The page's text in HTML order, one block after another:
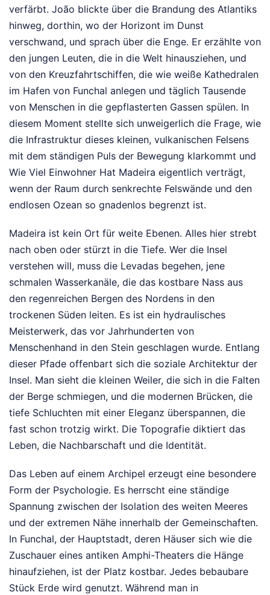
verfärbt. João blickte über die Brandung des Atlantiks
hinweg, dorthin, wo der Horizont im Dunst
verschwand, und sprach über die Enge. Er erzählte von
den jungen Leuten, die in die Welt hinausziehen, und
von den Kreuzfahrtschiffen, die wie weiße Kathedralen
im Hafen von Funchal anlegen und täglich Tausende
von Menschen in die gepflasterten Gassen spülen. In
diesem Moment stellte sich unweigerlich die Frage, wie
die Infrastruktur dieses kleinen, vulkanischen Felsens
mit dem ständigen Puls der Bewegung klarkommt und
Wie Viel Einwohner Hat Madeira eigentlich verträgt,
wenn der Raum durch senkrechte Felswände und den
endlosen Ozean so gnadenlos begrenzt ist.
Madeira ist kein Ort für weite Ebenen. Alles hier strebt
nach oben oder stürzt in die Tiefe. Wer die Insel
verstehen will, muss die Levadas begehen, jene
schmalen Wasserkanäle, die das kostbare Nass aus
den regenreichen Bergen des Nordens in den
trockenen Süden leiten. Es ist ein hydraulisches
Meisterwerk, das vor Jahrhunderten von
Menschenhand in den Stein geschlagen wurde. Entlang
dieser Pfade offenbart sich die soziale Architektur der
Insel. Man sieht die kleinen Weiler, die sich in die Falten
der Berge schmiegen, und die modernen Brücken, die
tiefe Schluchten mit einer Eleganz überspannen, die
fast schon trotzig wirkt. Die Topografie diktiert das
Leben, die Nachbarschaft und die Identität.
Das Leben auf einem Archipel erzeugt eine besondere
Form der Psychologie. Es herrscht eine ständige
Spannung zwischen der Isolation des weiten Meeres
und der extremen Nähe innerhalb der Gemeinschaften.
In Funchal, der Hauptstadt, deren Häuser sich wie die
Zuschauer eines antiken Amphi-Theaters die Hänge
hinaufziehen, ist der Platz kostbar. Jedes bebaubare
Stück Erde wird genutzt. Während man in